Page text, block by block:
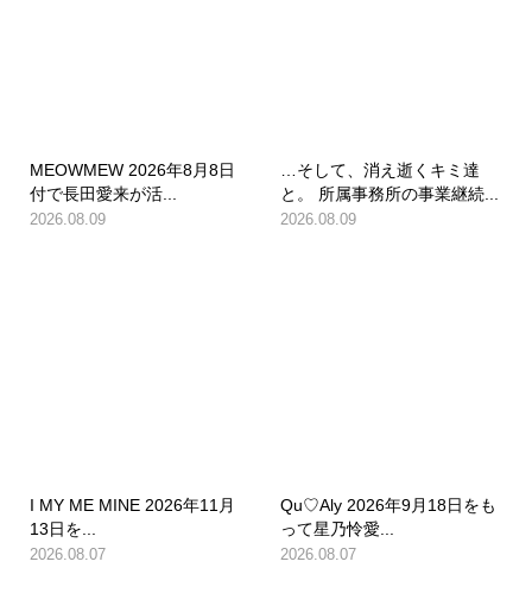
MEOWMEW 2026年8月8日
付で長田愛来が活...
2026.08.09
…そして、消え逝くキミ達
と。 所属事務所の事業継続...
2026.08.09
I MY ME MINE 2026年11月
13日を...
2026.08.07
Qu♡Aly 2026年9月18日をも
って星乃怜愛...
2026.08.07